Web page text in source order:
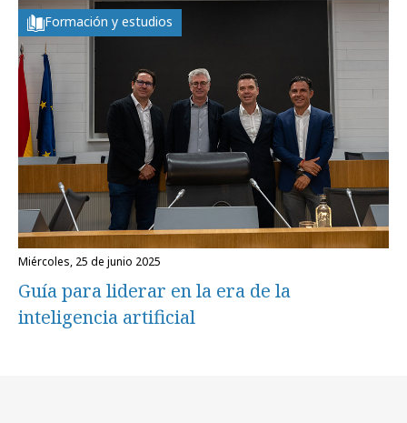
Formación y estudios
miércoles, 25 de junio 2025
Guía para liderar en la era de la
inteligencia artificial